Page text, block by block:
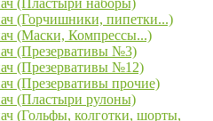
(Пластыри наборы)
(Горчишники, пипетки...)
(Маски, Компрессы...)
(Презервативы №3)
(Презервативы №12)
(Презервативы прочие)
(Пластыри рулоны)
(Гольфы, колготки, шорты,